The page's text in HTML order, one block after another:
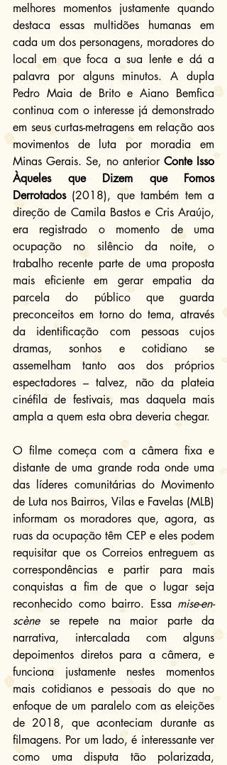
melhores momentos justamente quando
destaca essas multidões humanas em
cada um dos personagens, moradores do
local em que foca a sua lente e dá a
palavra por alguns minutos. A dupla
Pedro Maia de Brito e Aiano Bemfica
continua com o interesse já demonstrado
em seus curtas-metragens em relação aos
movimentos de luta por moradia em
Minas Gerais. Se, no anterior Conte Isso
Àqueles que Dizem que Fomos
Derrotados (2018), que também tem a
direção de Camila Bastos e Cris Araújo,
era registrado o momento de uma
ocupação no silêncio da noite, o
trabalho recente parte de uma proposta
mais eficiente em gerar empatia da
parcela do público que guarda
preconceitos em torno do tema, através
da identificação com pessoas cujos
dramas, sonhos e cotidiano se
assemelham tanto aos dos próprios
espectadores – talvez, não da plateia
cinéfila de festivais, mas daquela mais
ampla a quem esta obra deveria chegar.
O filme começa com a câmera fixa e
distante de uma grande roda onde uma
das líderes comunitárias do Movimento
de Luta nos Bairros, Vilas e Favelas (MLB)
informam os moradores que, agora, as
ruas da ocupação têm CEP e eles podem
requisitar que os Correios entreguem as
correspondências e partir para mais
conquistas a fim de que o lugar seja
reconhecido como bairro. Essa mise-en-
scène se repete na maior parte da
narrativa, intercalada com alguns
depoimentos diretos para a câmera, e
funciona justamente nestes momentos
mais cotidianos e pessoais do que no
enfoque de um paralelo com as eleições
de 2018, que aconteciam durante as
filmagens. Por um lado, é interessante ver
como uma disputa tão polarizada,